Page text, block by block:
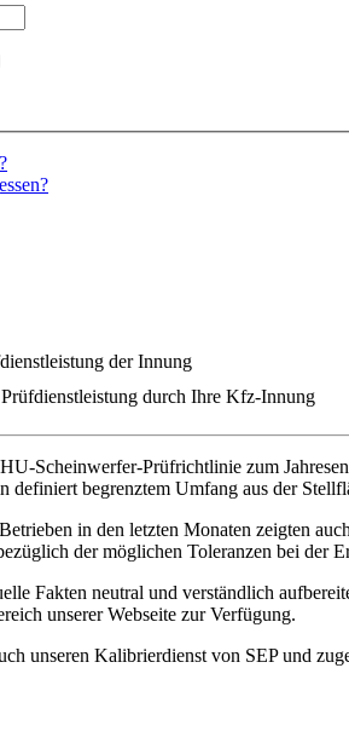
der Innung
durch Ihre Kfz-Innung
Scheinwerfer-Prüfrichtlinie zum
begrenztem Umfang aus der
in den letzten Monaten zeigten
der möglichen Toleranzen bei der
Fakten neutral und verständlich
unserer Webseite zur Verfügung.
unseren Kalibrierdienst von SEP und